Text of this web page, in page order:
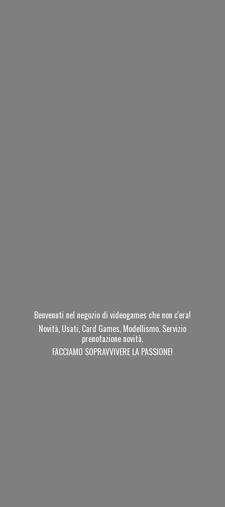
Benvenuti nel negozio di videogames che non c'era!
Novità, Usati, Card Games, Modellismo. Servizio
prenotazione novità.
FACCIAMO SOPRAVVIVERE LA PASSIONE!